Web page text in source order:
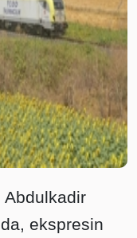
Abdulkadir
ekspresin